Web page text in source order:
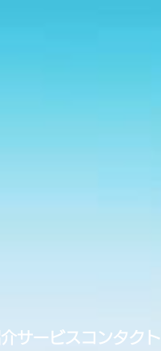
サービスコンタクト